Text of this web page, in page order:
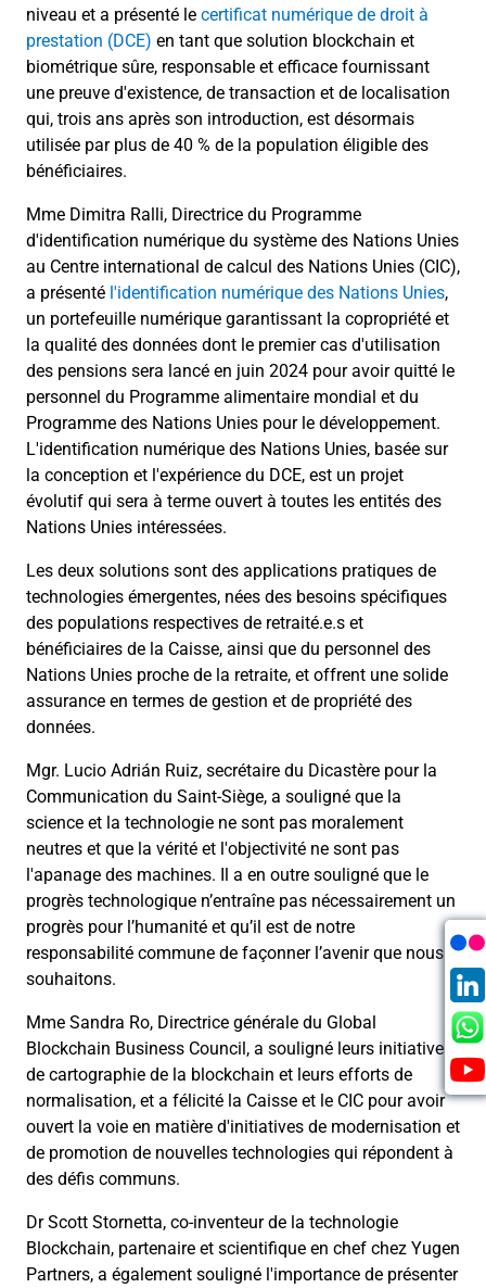
niveau et a présenté le certificat numérique de droit à
prestation (DCE) en tant que solution blockchain et
biométrique sûre, responsable et efficace fournissant
une preuve d'existence, de transaction et de localisation
qui, trois ans après son introduction, est désormais
utilisée par plus de 40 % de la population éligible des
bénéficiaires.
Mme Dimitra Ralli, Directrice du Programme
d'identification numérique du système des Nations Unies
au Centre international de calcul des Nations Unies (CIC),
a présenté l'identification numérique des Nations Unies,
un portefeuille numérique garantissant la copropriété et
la qualité des données dont le premier cas d'utilisation
des pensions sera lancé en juin 2024 pour avoir quitté le
personnel du Programme alimentaire mondial et du
Programme des Nations Unies pour le développement.
L'identification numérique des Nations Unies, basée sur
la conception et l'expérience du DCE, est un projet
évolutif qui sera à terme ouvert à toutes les entités des
Nations Unies intéressées.
Les deux solutions sont des applications pratiques de
technologies émergentes, nées des besoins spécifiques
des populations respectives de retraité.e.s et
bénéficiaires de la Caisse, ainsi que du personnel des
Nations Unies proche de la retraite, et offrent une solide
assurance en termes de gestion et de propriété des
données.
Mgr. Lucio Adrián Ruiz, secrétaire du Dicastère pour la
Communication du Saint-Siège, a souligné que la
science et la technologie ne sont pas moralement
neutres et que la vérité et l'objectivité ne sont pas
l'apanage des machines. Il a en outre souligné que le
progrès technologique n’entraîne pas nécessairement un
progrès pour l’humanité et qu’il est de notre
responsabilité commune de façonner l’avenir que nous
souhaitons.
Mme Sandra Ro, Directrice générale du Global
Blockchain Business Council, a souligné leurs initiatives
de cartographie de la blockchain et leurs efforts de
normalisation, et a félicité la Caisse et le CIC pour avoir
ouvert la voie en matière d'initiatives de modernisation et
de promotion de nouvelles technologies qui répondent à
des défis communs.
Dr Scott Stornetta, co-inventeur de la technologie
Blockchain, partenaire et scientifique en chef chez Yugen
Partners, a également souligné l'importance de présenter